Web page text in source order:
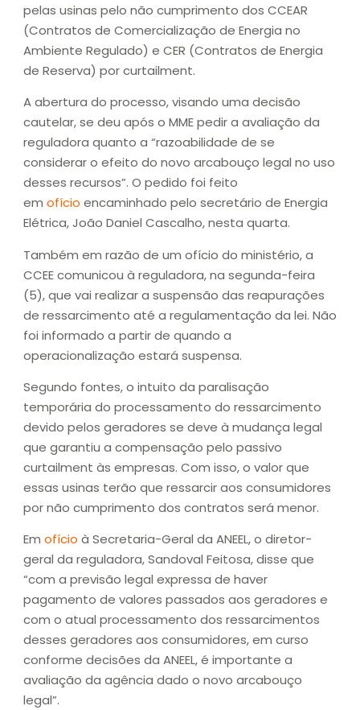
pelas usinas pelo não cumprimento dos CCEAR
(Contratos de Comercialização de Energia no
Ambiente Regulado) e CER (Contratos de Energia
de Reserva) por curtailment.
A abertura do processo, visando uma decisão
cautelar, se deu após o MME pedir a avaliação da
reguladora quanto a “razoabilidade de se
considerar o efeito do novo arcabouço legal no uso
desses recursos”. O pedido foi feito
em ofício encaminhado pelo secretário de Energia
Elétrica, João Daniel Cascalho, nesta quarta.
Também em razão de um ofício do ministério, a
CCEE comunicou à reguladora, na segunda-feira
(5), que vai realizar a suspensão das reapurações
de ressarcimento até a regulamentação da lei. Não
foi informado a partir de quando a
operacionalização estará suspensa.
Segundo fontes, o intuito da paralisação
temporária do processamento do ressarcimento
devido pelos geradores se deve à mudança legal
que garantiu a compensação pelo passivo
curtailment às empresas. Com isso, o valor que
essas usinas terão que ressarcir aos consumidores
por não cumprimento dos contratos será menor.
Em ofício à Secretaria-Geral da ANEEL, o diretor-
geral da reguladora, Sandoval Feitosa, disse que
“com a previsão legal expressa de haver
pagamento de valores passados aos geradores e
com o atual processamento dos ressarcimentos
desses geradores aos consumidores, em curso
conforme decisões da ANEEL, é importante a
avaliação da agência dado o novo arcabouço
legal”.